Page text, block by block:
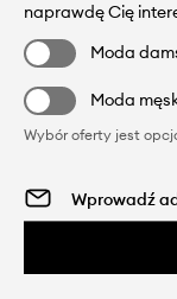
naprawdę Cię
Moda
Moda
Wybór oferty jest